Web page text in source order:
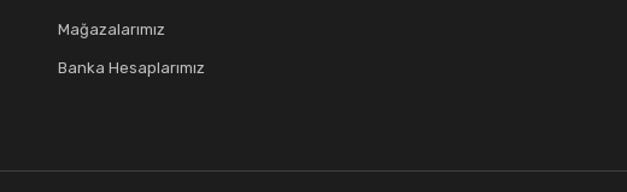
Mağazalarımız
Banka Hesaplarımız